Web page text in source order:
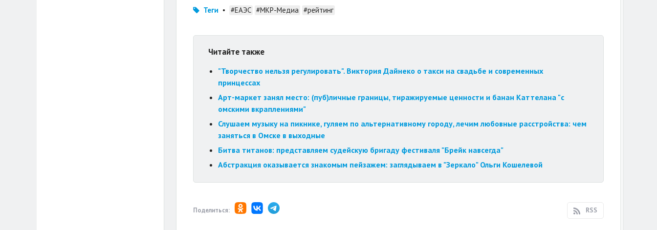
Теги • #ЕАЭС #МКР-Медиа #рейтинг
Читайте также
"Творчество нельзя регулировать". Виктория Дайнеко о такси на свадьбе и современных
принцессах
Арт-маркет занял место: (пуб)личные границы, тиражируемые ценности и банан Каттелана "с
омскими вкраплениями"
Слушаем музыку на пикнике, гуляем по альтернативному городу, лечим любовные расстройства: чем
заняться в Омске в выходные
Битва титанов: представляем судейскую бригаду фестиваля "Брейк навсегда"
Абстракция оказывается знакомым пейзажем: заглядываем в "Зеркало" Ольги Кошелевой
Поделиться: RSS